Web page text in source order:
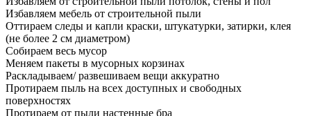
Избавляем мебель от строительной пыли
Оттираем следы и капли краски, штукатурки, затирки, клея
(не более 2 см диаметром)
Собираем весь мусор
Меняем пакеты в мусорных корзинах
Раскладываем/ развешиваем вещи аккуратно
Протираем пыль на всех доступных и свободных
поверхностях
Протираем от пыли настенные бра